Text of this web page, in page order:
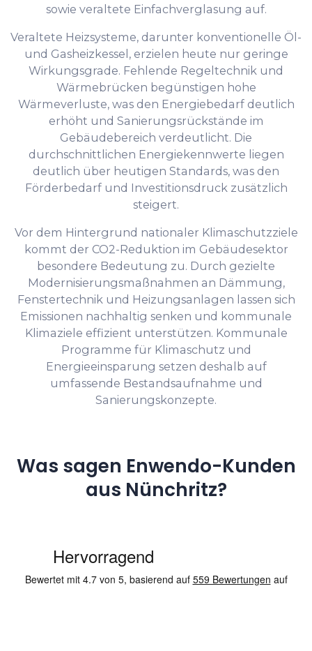
sowie veraltete Einfachverglasung auf.
Veraltete Heizsysteme, darunter konventionelle Öl-
und Gasheizkessel, erzielen heute nur geringe
Wirkungsgrade. Fehlende Regeltechnik und
Wärmebrücken begünstigen hohe
Wärmeverluste, was den Energiebedarf deutlich
erhöht und Sanierungsrückstände im
Gebäudebereich verdeutlicht. Die
durchschnittlichen Energiekennwerte liegen
deutlich über heutigen Standards, was den
Förderbedarf und Investitionsdruck zusätzlich
steigert.
Vor dem Hintergrund nationaler Klimaschutzziele
kommt der CO2-Reduktion im Gebäudesektor
besondere Bedeutung zu. Durch gezielte
Modernisierungsmaßnahmen an Dämmung,
Fenstertechnik und Heizungsanlagen lassen sich
Emissionen nachhaltig senken und kommunale
Klimaziele effizient unterstützen. Kommunale
Programme für Klimaschutz und
Energieeinsparung setzen deshalb auf
umfassende Bestandsaufnahme und
Sanierungskonzepte.
Was sagen Enwendo-Kunden
aus Nünchritz?